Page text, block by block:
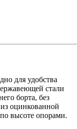
для удобства
стали
борта, без
оцинкованной
высоте опорами.